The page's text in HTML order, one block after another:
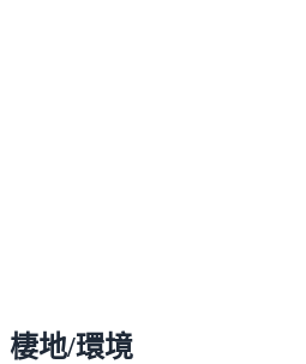
棲地/環境